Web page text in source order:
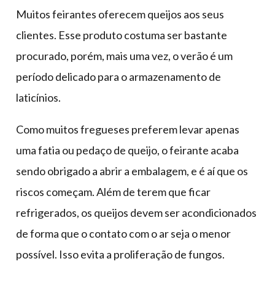
Muitos feirantes oferecem queijos aos seus
clientes. Esse produto costuma ser bastante
procurado, porém, mais uma vez, o verão é um
período delicado para o armazenamento de
laticínios.
Como muitos fregueses preferem levar apenas
uma fatia ou pedaço de queijo, o feirante acaba
sendo obrigado a abrir a embalagem, e é aí que os
riscos começam. Além de terem que ficar
refrigerados, os queijos devem ser acondicionados
de forma que o contato com o ar seja o menor
possível. Isso evita a proliferação de fungos.